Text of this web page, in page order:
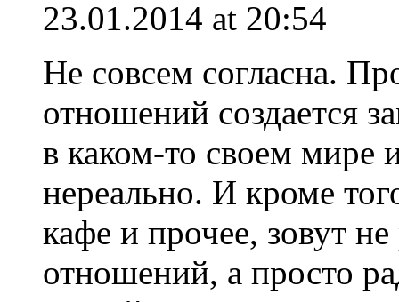
23.01.2014 at 20:54
Не совсем согласна.
отношений создается
в каком-то своем мире
нереально. И кроме
кафе и прочее, зовут
отношений, а просто